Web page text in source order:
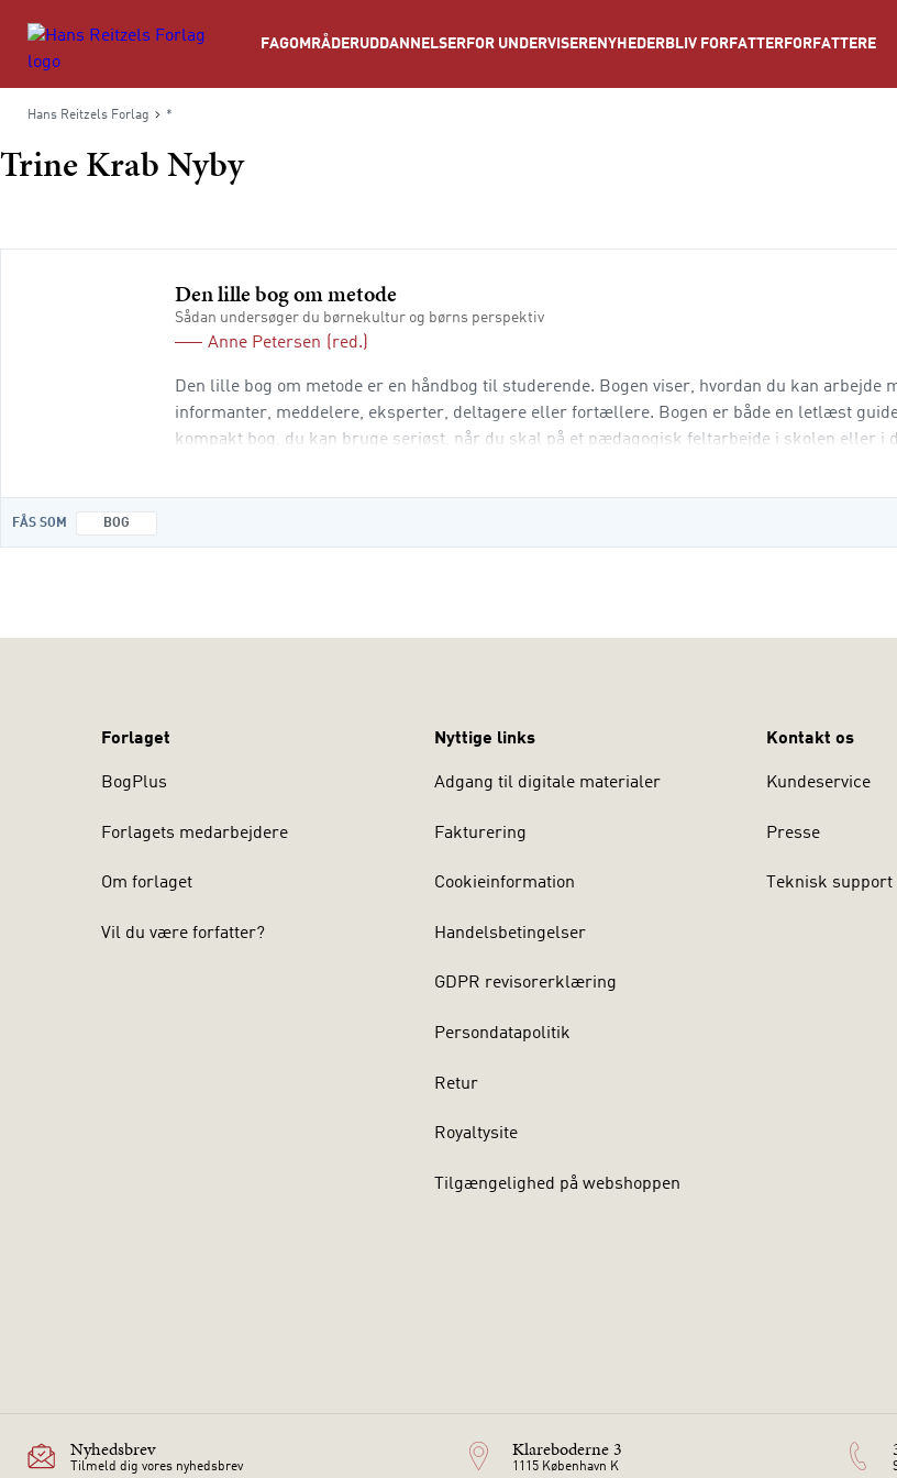
FAGOMRÅDERUDDANNELSER FOR UNDERVISERE NYHEDER BLIV FORFATTER FORFATTERE
Hans Reitzels Forlag *
Trine Krab Nyby
Den lille bog om metode
Sådan undersøger du børnekultur og børns perspektiv
Anne Petersen (red.)
Den lille bog om metode er en håndbog til studerende. Bogen viser, hvordan du kan arbejde
informanter, meddelere, eksperter, deltagere eller fortællere. Bogen er både en letlæst
kompakt bog, du kan bruge seriøst, når du skal på et pædagogisk feltarbejde i skolen eller i
FÅS SOM BOG
Forlaget
BogPlus
Forlagets medarbejdere
Om forlaget
Vil du være forfatter?
Nyttige links
Adgang til digitale materialer
Fakturering
Cookieinformation
Handelsbetingelser
GDPR revisorerklæring
Persondatapolitik
Retur
Royaltysite
Tilgængelighed på webshoppen
Kontakt os
Kundeservice
Presse
Teknisk support
Nyhedsbrev
Tilmeld dig vores nyhedsbrev
Klareboderne 3
1115 København K